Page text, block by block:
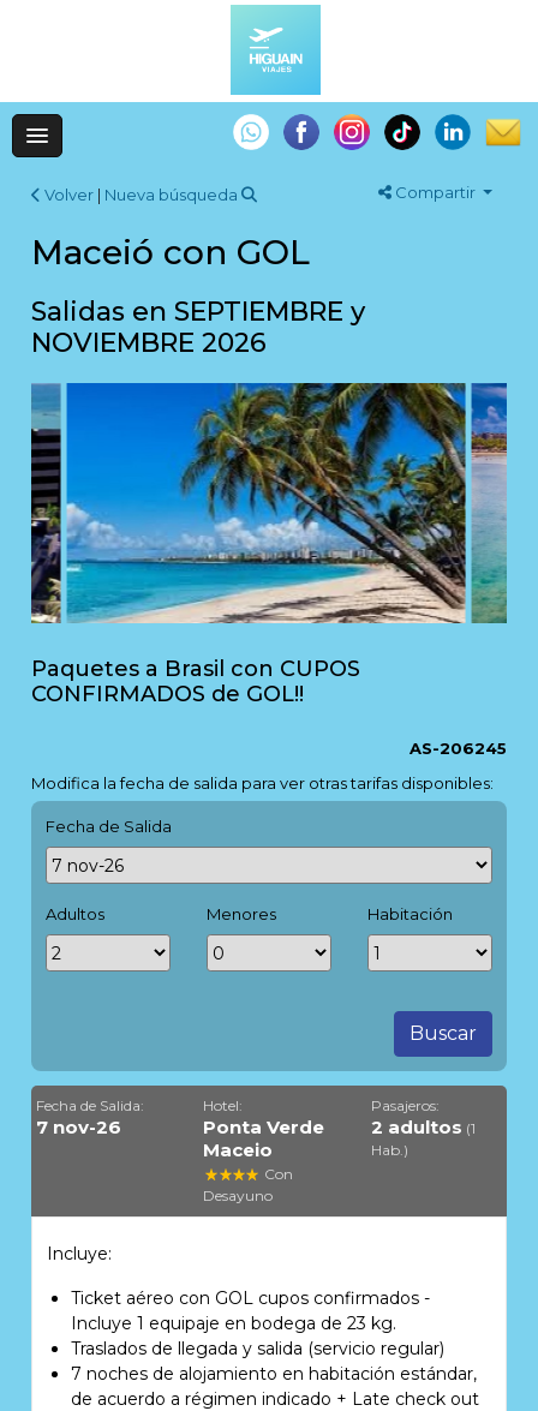
Volver | Nueva búsqueda Compartir
Maceió con GOL
Salidas en SEPTIEMBRE y
NOVIEMBRE 2026
Paquetes a Brasil con CUPOS
CONFIRMADOS de GOL!!
AS-206245
Modifica la fecha de salida para ver otras tarifas disponibles:
Fecha de Salida
Adultos Menores Habitación
Buscar
Fecha de Salida:
7 nov-26
Hotel:
Ponta Verde
Maceio
Con
Desayuno
Pasajeros:
2 adultos (1
Hab.)
Incluye:
Ticket aéreo con GOL cupos confirmados -
Incluye 1 equipaje en bodega de 23 kg.
Traslados de llegada y salida (servicio regular)
7 noches de alojamiento en habitación estándar,
de acuerdo a régimen indicado + Late check out